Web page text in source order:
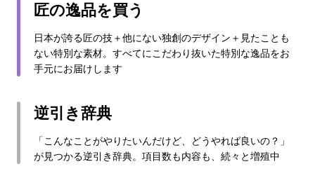
匠の逸品を買う
日本が誇る匠の技＋他にない独創のデザイン＋見たことも
ない特別な素材。すべてにこだわり抜いた特別な逸品をお
手元にお届けします
逆引き辞典
「こんなことがやりたいんだけど、どうやれば良いの？」
が見つかる逆引き辞典。項目数も内容も、続々と増殖中